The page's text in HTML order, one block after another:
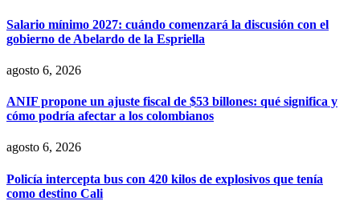
Salario mínimo 2027: cuándo comenzará la discusión con el
gobierno de Abelardo de la Espriella
agosto 6, 2026
ANIF propone un ajuste fiscal de $53 billones: qué significa y
cómo podría afectar a los colombianos
agosto 6, 2026
Policía intercepta bus con 420 kilos de explosivos que tenía
como destino Cali